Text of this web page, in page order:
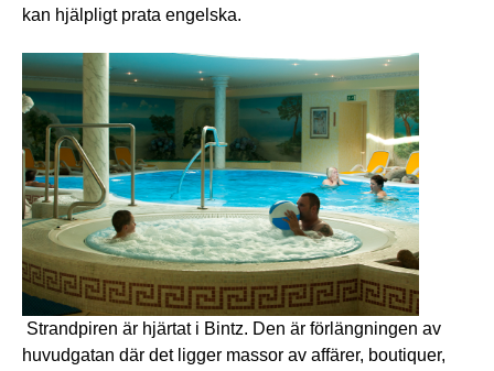
kan hjälpligt prata engelska.
Strandpiren är hjärtat i Bintz. Den är förlängningen av
huvudgatan där det ligger massor av affärer, boutiquer,